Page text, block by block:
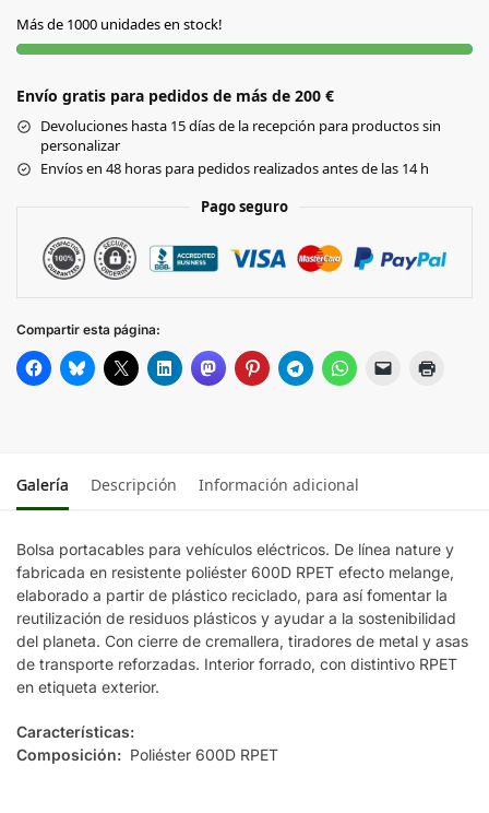
Más de 1000 unidades en stock!
Envío gratis para pedidos de más de 200 €
Devoluciones hasta 15 días de la recepción para productos sin
personalizar
Envíos en 48 horas para pedidos realizados antes de las 14 h
Pago seguro
Compartir esta página:
Galería Descripción Información adicional
Bolsa portacables para vehículos eléctricos. De línea nature y
fabricada en resistente poliéster 600D RPET efecto melange,
elaborado a partir de plástico reciclado, para así fomentar la
reutilización de residuos plásticos y ayudar a la sostenibilidad
del planeta. Con cierre de cremallera, tiradores de metal y asas
de transporte reforzadas. Interior forrado, con distintivo RPET
en etiqueta exterior.
Características:
Composición: Poliéster 600D RPET